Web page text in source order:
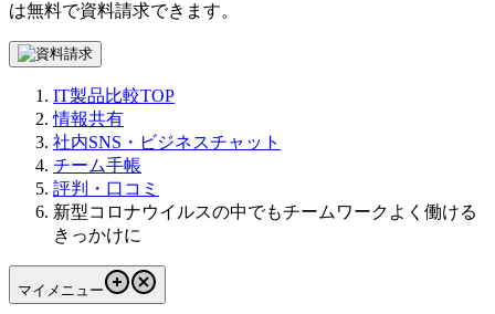
は無料で資料請求できます。
IT製品比較TOP
情報共有
社内SNS・ビジネスチャット
チーム手帳
評判・口コミ
新型コロナウイルスの中でもチームワークよく働ける
きっかけに
マイメニュー